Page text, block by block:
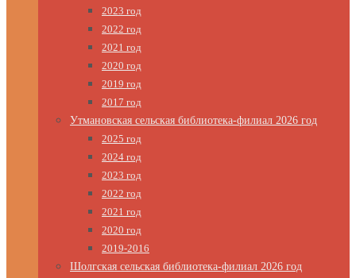
2023 год
2022 год
2021 год
2020 год
2019 год
2017 год
Утмановская сельская библиотека-филиал 2026 год
2025 год
2024 год
2023 год
2022 год
2021 год
2020 год
2019-2016
Шолгская сельская библиотека-филиал 2026 год